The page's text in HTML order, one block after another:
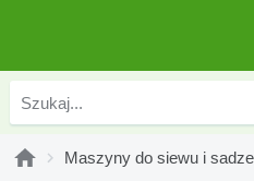
Maszyny do siewu i